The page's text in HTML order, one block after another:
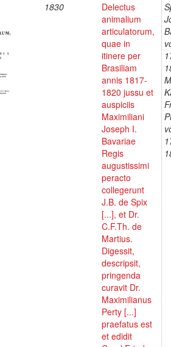
1830
Delectus
animalium
articulatorum,
quae in
itinere per
Brasiliam
annis 1817-
1820 jussu et
auspiciis
Maximiliani
Joseph I.
Bavariae
Regis
augustissimi
peracto
collegerunt
J.B. de Spix
[...], et Dr.
C.F.Th. de
Martius.
Digessit,
descripsit,
pringenda
curavit Dr.
Maximilianus
Perty [...]
praefatus est
et edidit